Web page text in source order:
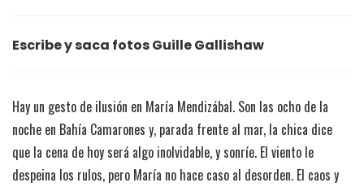
Escribe y saca fotos Guille Gallishaw
Hay un gesto de ilusión en María Mendizábal. Son las ocho de la
noche en Bahía Camarones y, parada frente al mar, la chica dice
que la cena de hoy será algo inolvidable, y sonríe. El viento le
despeina los rulos, pero María no hace caso al desorden. El caos y